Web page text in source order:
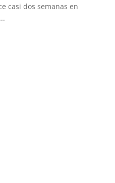
casi dos semanas en